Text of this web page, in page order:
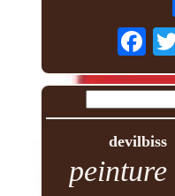
devilbiss
peinture